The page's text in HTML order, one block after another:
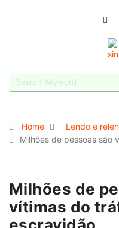
Home
Lendo e
Milhões de pessoas são
Milhões de
vítimas do